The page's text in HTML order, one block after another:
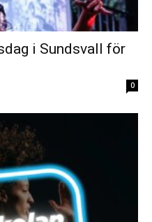
i Sundsvall för
0